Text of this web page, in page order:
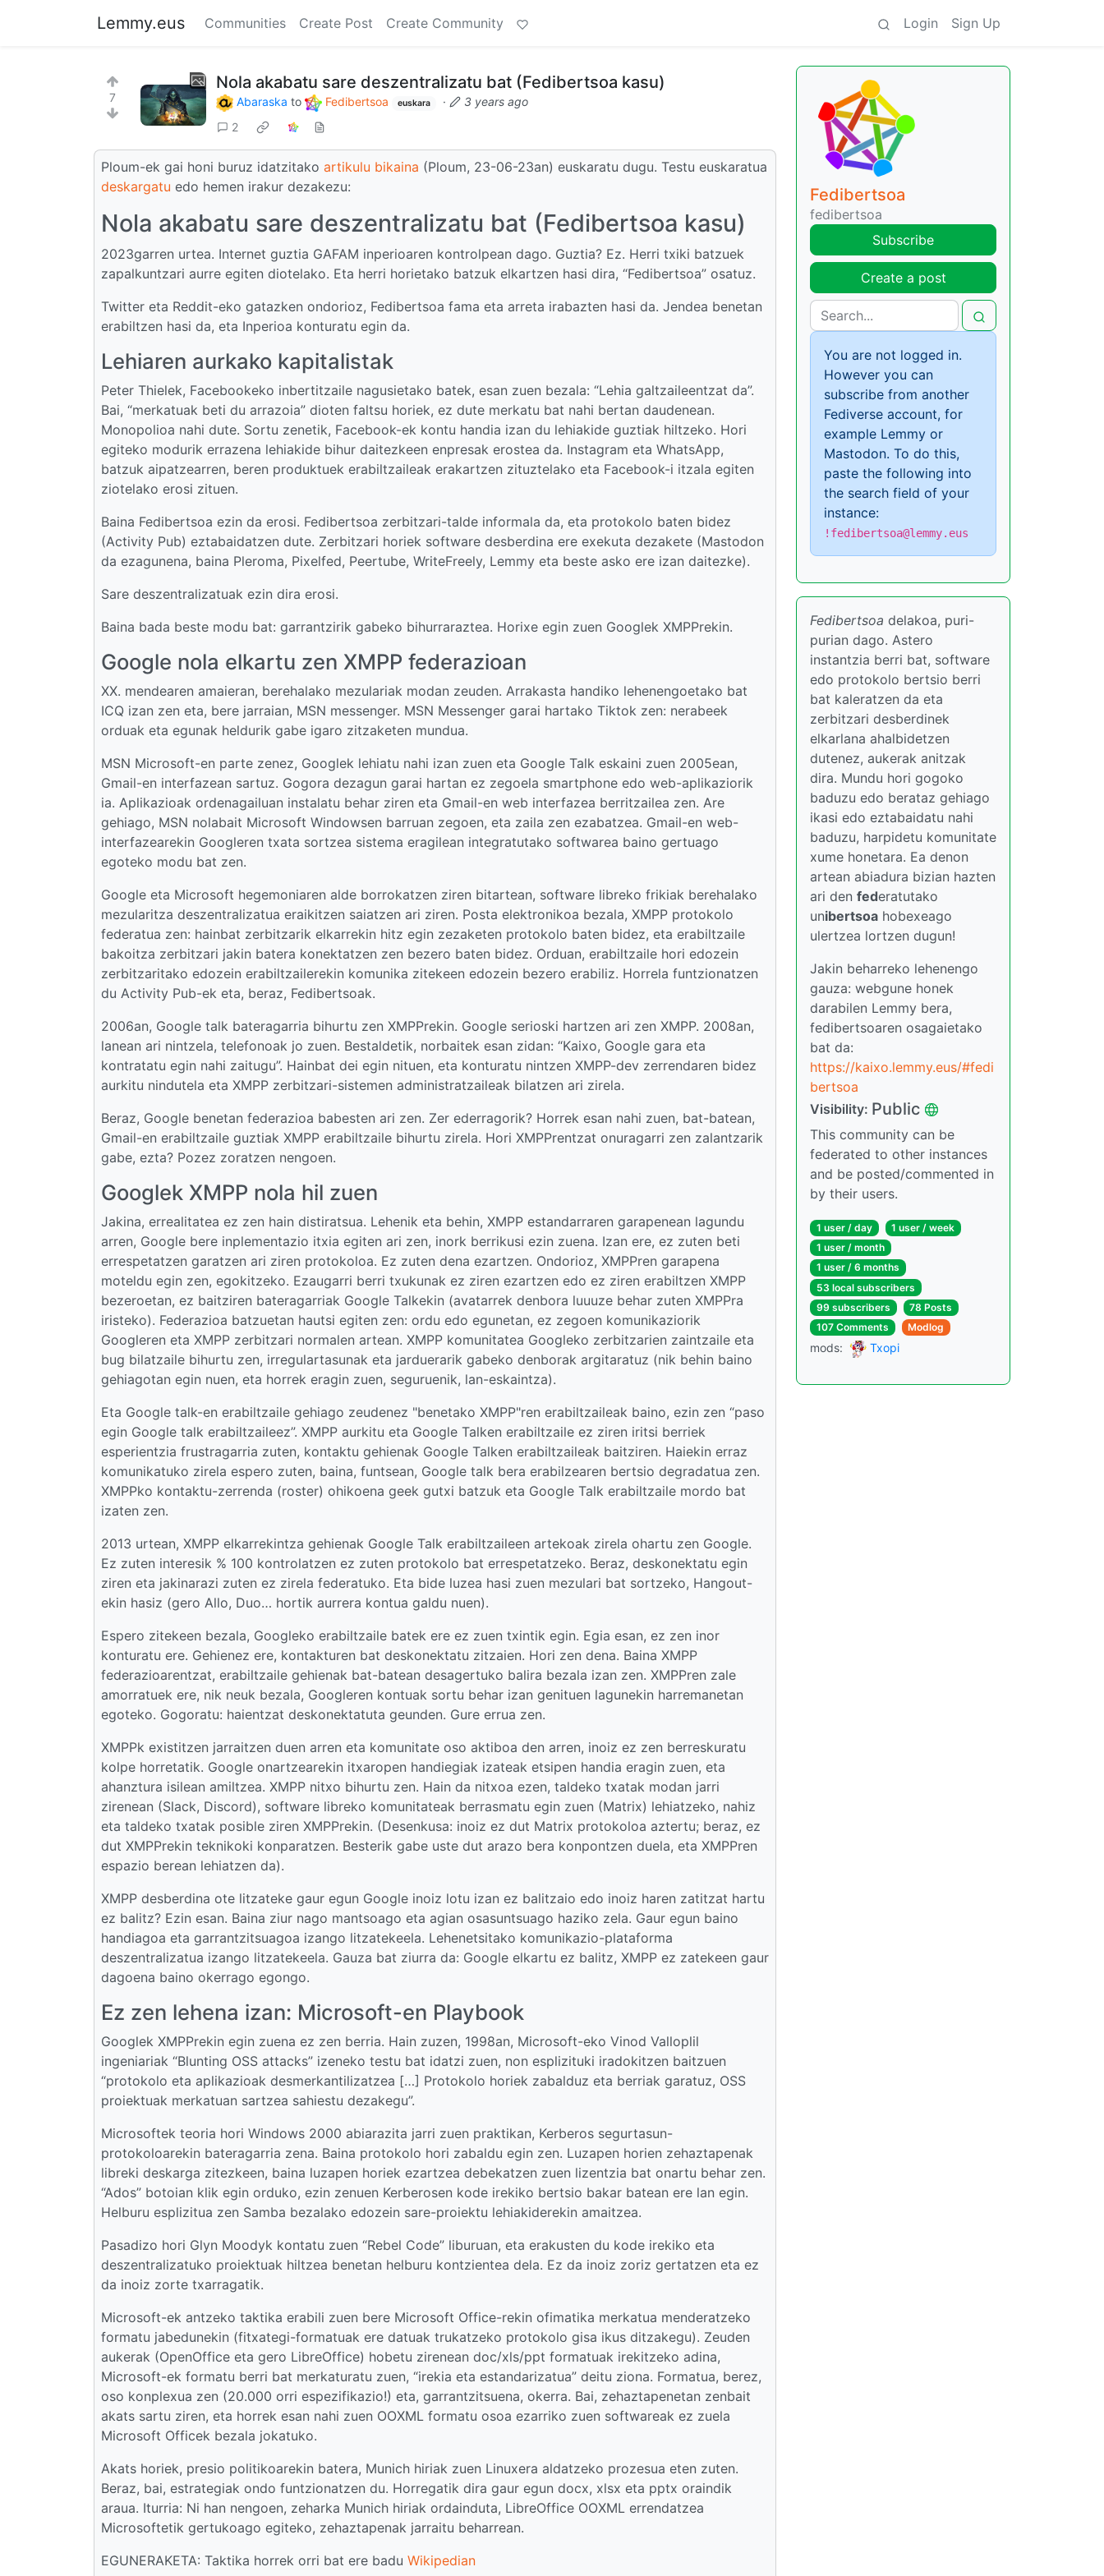
Lemmy.eus Communities Create Post Create Community Login Sign Up
7
Nola akabatu sare deszentralizatu bat (Fedibertsoa kasu)
Abaraska to Fedibertsoa euskara ·
3 years ago
2
Ploum-ek gai honi buruz idatzitako artikulu bikaina (Ploum, 23-06-23an) euskaratu dugu. Testu euskaratua
deskargatu edo hemen irakur dezakezu:
Nola akabatu sare deszentralizatu bat (Fedibertsoa kasu)
2023garren urtea. Internet guztia GAFAM inperioaren kontrolpean dago. Guztia? Ez. Herri txiki batzuek
zapalkuntzari aurre egiten diotelako. Eta herri horietako batzuk elkartzen hasi dira, “Fedibertsoa” osatuz.
Twitter eta Reddit-eko gatazken ondorioz, Fedibertsoa fama eta arreta irabazten hasi da. Jendea benetan
erabiltzen hasi da, eta Inperioa konturatu egin da.
Lehiaren aurkako kapitalistak
Peter Thielek, Facebookeko inbertitzaile nagusietako batek, esan zuen bezala: “Lehia galtzaileentzat da”.
Bai, “merkatuak beti du arrazoia” dioten faltsu horiek, ez dute merkatu bat nahi bertan daudenean.
Monopolioa nahi dute. Sortu zenetik, Facebook-ek kontu handia izan du lehiakide guztiak hiltzeko. Hori
egiteko modurik errazena lehiakide bihur daitezkeen enpresak erostea da. Instagram eta WhatsApp,
batzuk aipatzearren, beren produktuek erabiltzaileak erakartzen zituztelako eta Facebook-i itzala egiten
ziotelako erosi zituen.
Baina Fedibertsoa ezin da erosi. Fedibertsoa zerbitzari-talde informala da, eta protokolo baten bidez
(Activity Pub) eztabaidatzen dute. Zerbitzari horiek software desberdina ere exekuta dezakete (Mastodon
da ezagunena, baina Pleroma, Pixelfed, Peertube, WriteFreely, Lemmy eta beste asko ere izan daitezke).
Sare deszentralizatuak ezin dira erosi.
Baina bada beste modu bat: garrantzirik gabeko bihurraraztea. Horixe egin zuen Googlek XMPPrekin.
Google nola elkartu zen XMPP federazioan
XX. mendearen amaieran, berehalako mezulariak modan zeuden. Arrakasta handiko lehenengoetako bat
ICQ izan zen eta, bere jarraian, MSN messenger. MSN Messenger garai hartako Tiktok zen: nerabeek
orduak eta egunak heldurik gabe igaro zitzaketen mundua.
MSN Microsoft-en parte zenez, Googlek lehiatu nahi izan zuen eta Google Talk eskaini zuen 2005ean,
Gmail-en interfazean sartuz. Gogora dezagun garai hartan ez zegoela smartphone edo web-aplikaziorik
ia. Aplikazioak ordenagailuan instalatu behar ziren eta Gmail-en web interfazea berritzailea zen. Are
gehiago, MSN nolabait Microsoft Windowsen barruan zegoen, eta zaila zen ezabatzea. Gmail-en web-
interfazearekin Googleren txata sortzea sistema eragilean integratutako softwarea baino gertuago
egoteko modu bat zen.
Google eta Microsoft hegemoniaren alde borrokatzen ziren bitartean, software libreko frikiak berehalako
mezularitza deszentralizatua eraikitzen saiatzen ari ziren. Posta elektronikoa bezala, XMPP protokolo
federatua zen: hainbat zerbitzarik elkarrekin hitz egin zezaketen protokolo baten bidez, eta erabiltzaile
bakoitza zerbitzari jakin batera konektatzen zen bezero baten bidez. Orduan, erabiltzaile hori edozein
zerbitzaritako edozein erabiltzailerekin komunika zitekeen edozein bezero erabiliz. Horrela funtzionatzen
du Activity Pub-ek eta, beraz, Fedibertsoak.
2006an, Google talk bateragarria bihurtu zen XMPPrekin. Google serioski hartzen ari zen XMPP. 2008an,
lanean ari nintzela, telefonoak jo zuen. Bestaldetik, norbaitek esan zidan: “Kaixo, Google gara eta
kontratatu egin nahi zaitugu”. Hainbat dei egin nituen, eta konturatu nintzen XMPP-dev zerrendaren bidez
aurkitu nindutela eta XMPP zerbitzari-sistemen administratzaileak bilatzen ari zirela.
Beraz, Google benetan federazioa babesten ari zen. Zer ederragorik? Horrek esan nahi zuen, bat-batean,
Gmail-en erabiltzaile guztiak XMPP erabiltzaile bihurtu zirela. Hori XMPPrentzat onuragarri zen zalantzarik
gabe, ezta? Pozez zoratzen nengoen.
Googlek XMPP nola hil zuen
Jakina, errealitatea ez zen hain distiratsua. Lehenik eta behin, XMPP estandarraren garapenean lagundu
arren, Google bere inplementazio itxia egiten ari zen, inork berrikusi ezin zuena. Izan ere, ez zuten beti
errespetatzen garatzen ari ziren protokoloa. Ez zuten dena ezartzen. Ondorioz, XMPPren garapena
moteldu egin zen, egokitzeko. Ezaugarri berri txukunak ez ziren ezartzen edo ez ziren erabiltzen XMPP
bezeroetan, ez baitziren bateragarriak Google Talkekin (avatarrek denbora luuuze behar zuten XMPPra
iristeko). Federazioa batzuetan hautsi egiten zen: ordu edo egunetan, ez zegoen komunikaziorik
Googleren eta XMPP zerbitzari normalen artean. XMPP komunitatea Googleko zerbitzarien zaintzaile eta
bug bilatzaile bihurtu zen, irregulartasunak eta jarduerarik gabeko denborak argitaratuz (nik behin baino
gehiagotan egin nuen, eta horrek eragin zuen, seguruenik, lan-eskaintza).
Eta Google talk-en erabiltzaile gehiago zeudenez "benetako XMPP"ren erabiltzaileak baino, ezin zen “paso
egin Google talk erabiltzaileez”. XMPP aurkitu eta Google Talken erabiltzaile ez ziren iritsi berriek
esperientzia frustragarria zuten, kontaktu gehienak Google Talken erabiltzaileak baitziren. Haiekin erraz
komunikatuko zirela espero zuten, baina, funtsean, Google talk bera erabilzearen bertsio degradatua zen.
XMPPko kontaktu-zerrenda (roster) ohikoena geek gutxi batzuk eta Google Talk erabiltzaile mordo bat
izaten zen.
2013 urtean, XMPP elkarrekintza gehienak Google Talk erabiltzaileen artekoak zirela ohartu zen Google.
Ez zuten interesik % 100 kontrolatzen ez zuten protokolo bat errespetatzeko. Beraz, deskonektatu egin
ziren eta jakinarazi zuten ez zirela federatuko. Eta bide luzea hasi zuen mezulari bat sortzeko, Hangout-
ekin hasiz (gero Allo, Duo… hortik aurrera kontua galdu nuen).
Espero zitekeen bezala, Googleko erabiltzaile batek ere ez zuen txintik egin. Egia esan, ez zen inor
konturatu ere. Gehienez ere, kontakturen bat deskonektatu zitzaien. Hori zen dena. Baina XMPP
federazioarentzat, erabiltzaile gehienak bat-batean desagertuko balira bezala izan zen. XMPPren zale
amorratuek ere, nik neuk bezala, Googleren kontuak sortu behar izan genituen lagunekin harremanetan
egoteko. Gogoratu: haientzat deskonektatuta geunden. Gure errua zen.
XMPPk existitzen jarraitzen duen arren eta komunitate oso aktiboa den arren, inoiz ez zen berreskuratu
kolpe horretatik. Google onartzearekin itxaropen handiegiak izateak etsipen handia eragin zuen, eta
ahanztura isilean amiltzea. XMPP nitxo bihurtu zen. Hain da nitxoa ezen, taldeko txatak modan jarri
zirenean (Slack, Discord), software libreko komunitateak berrasmatu egin zuen (Matrix) lehiatzeko, nahiz
eta taldeko txatak posible ziren XMPPrekin. (Desenkusa: inoiz ez dut Matrix protokoloa aztertu; beraz, ez
dut XMPPrekin teknikoki konparatzen. Besterik gabe uste dut arazo bera konpontzen duela, eta XMPPren
espazio berean lehiatzen da).
XMPP desberdina ote litzateke gaur egun Google inoiz lotu izan ez balitzaio edo inoiz haren zatitzat hartu
ez balitz? Ezin esan. Baina ziur nago mantsoago eta agian osasuntsuago haziko zela. Gaur egun baino
handiagoa eta garrantzitsuagoa izango litzatekeela. Lehenetsitako komunikazio-plataforma
deszentralizatua izango litzatekeela. Gauza bat ziurra da: Google elkartu ez balitz, XMPP ez zatekeen gaur
dagoena baino okerrago egongo.
Ez zen lehena izan: Microsoft-en Playbook
Googlek XMPPrekin egin zuena ez zen berria. Hain zuzen, 1998an, Microsoft-eko Vinod Valloplil
ingeniariak “Blunting OSS attacks” izeneko testu bat idatzi zuen, non esplizituki iradokitzen baitzuen
“protokolo eta aplikazioak desmerkantilizatzea […] Protokolo horiek zabalduz eta berriak garatuz, OSS
proiektuak merkatuan sartzea sahiestu dezakegu”.
Microsoftek teoria hori Windows 2000 abiarazita jarri zuen praktikan, Kerberos segurtasun-
protokoloarekin bateragarria zena. Baina protokolo hori zabaldu egin zen. Luzapen horien zehaztapenak
libreki deskarga zitezkeen, baina luzapen horiek ezartzea debekatzen zuen lizentzia bat onartu behar zen.
“Ados” botoian klik egin orduko, ezin zenuen Kerberosen kode irekiko bertsio bakar batean ere lan egin.
Helburu esplizitua zen Samba bezalako edozein sare-proiektu lehiakiderekin amaitzea.
Pasadizo hori Glyn Moodyk kontatu zuen “Rebel Code” liburuan, eta erakusten du kode irekiko eta
deszentralizatuko proiektuak hiltzea benetan helburu kontzientea dela. Ez da inoiz zoriz gertatzen eta ez
da inoiz zorte txarragatik.
Microsoft-ek antzeko taktika erabili zuen bere Microsoft Office-rekin ofimatika merkatua menderatzeko
formatu jabedunekin (fitxategi-formatuak ere datuak trukatzeko protokolo gisa ikus ditzakegu). Zeuden
aukerak (OpenOffice eta gero LibreOffice) hobetu zirenean doc/xls/ppt formatuak irekitzeko adina,
Microsoft-ek formatu berri bat merkaturatu zuen, “irekia eta estandarizatua” deitu ziona. Formatua, berez,
oso konplexua zen (20.000 orri espezifikazio!) eta, garrantzitsuena, okerra. Bai, zehaztapenetan zenbait
akats sartu ziren, eta horrek esan nahi zuen OOXML formatu osoa ezarriko zuen softwareak ez zuela
Microsoft Officek bezala jokatuko.
Akats horiek, presio politikoarekin batera, Munich hiriak zuen Linuxera aldatzeko prozesua eten zuten.
Beraz, bai, estrategiak ondo funtzionatzen du. Horregatik dira gaur egun docx, xlsx eta pptx oraindik
araua. Iturria: Ni han nengoen, zeharka Munich hiriak ordainduta, LibreOffice OOXML errendatzea
Microsoftetik gertukoago egiteko, zehaztapenak jarraitu beharrean.
EGUNERAKETA: Taktika horrek orri bat ere badu Wikipedian
Fedibertsoa
fedibertsoa
Subscribe
Create a post
You are not logged in.
However you can
subscribe from another
Fediverse account, for
example Lemmy or
Mastodon. To do this,
paste the following into
the search field of your
instance:
!fedibertsoa@lemmy.eus
Fedibertsoa delakoa, puri-
purian dago. Astero
instantzia berri bat, software
edo protokolo bertsio berri
bat kaleratzen da eta
zerbitzari desberdinek
elkarlana ahalbidetzen
dutenez, aukerak anitzak
dira. Mundu hori gogoko
baduzu edo berataz gehiago
ikasi edo eztabaidatu nahi
baduzu, harpidetu komunitate
xume honetara. Ea denon
artean abiadura bizian hazten
ari den federatutako
unibertsoa hobexeago
ulertzea lortzen dugun!
Jakin beharreko lehenengo
gauza: webgune honek
darabilen Lemmy bera,
fedibertsoaren osagaietako
bat da:
https://kaixo.lemmy.eus/#fedi
bertsoa
Visibility: Public
This community can be
federated to other instances
and be posted/commented in
by their users.
1 user / day
1 user / week
1 user / month
1 user / 6 months
53 local subscribers
99 subscribers
78 Posts
107 Comments
Modlog
mods: Txopi